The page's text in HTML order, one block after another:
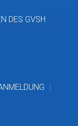
DES GVSH